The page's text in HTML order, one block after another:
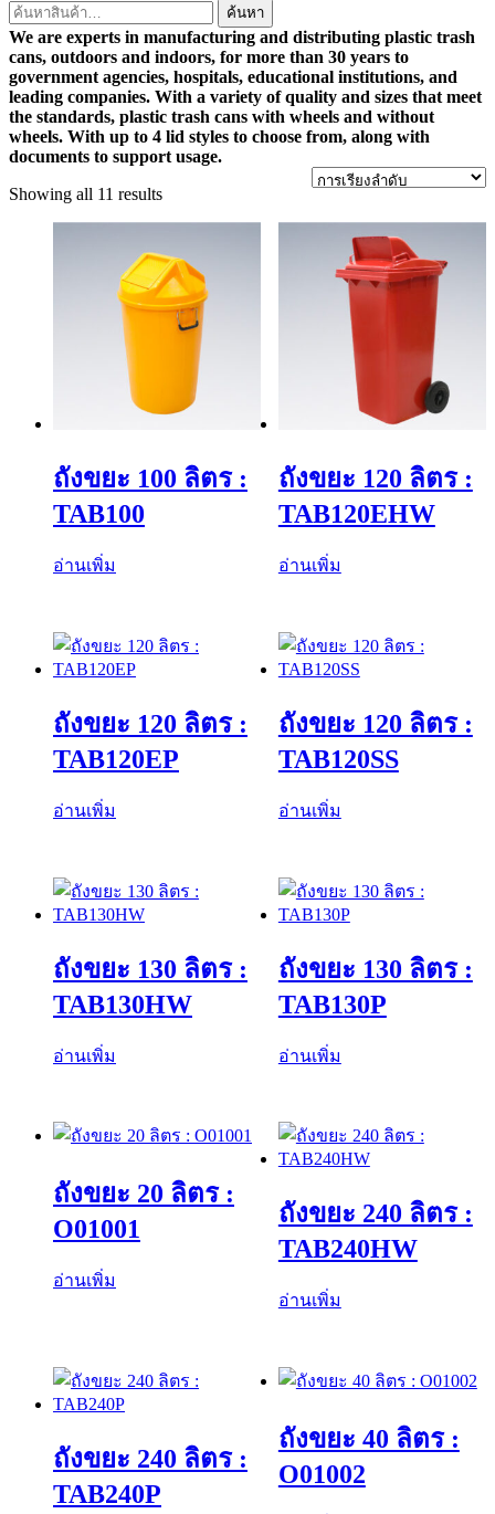
ค้นหา: ค้นหา
We are experts in manufacturing and distributing plastic trash
cans, outdoors and indoors, for more than 30 years to
government agencies, hospitals, educational institutions, and
leading companies. With a variety of quality and sizes that meet
the standards, plastic trash cans with wheels and without
wheels. With up to 4 lid styles to choose from, along with
documents to support usage.
Showing all 11 results
ถังขยะ 100 ลิตร :
TAB100
อ่านเพิ่ม
ถังขยะ 120 ลิตร :
TAB120EHW
อ่านเพิ่ม
ถังขยะ 120 ลิตร :
TAB120EP
อ่านเพิ่ม
ถังขยะ 120 ลิตร :
TAB120SS
อ่านเพิ่ม
ถังขยะ 130 ลิตร :
TAB130HW
อ่านเพิ่ม
ถังขยะ 130 ลิตร :
TAB130P
อ่านเพิ่ม
ถังขยะ 20 ลิตร :
O01001
อ่านเพิ่ม
ถังขยะ 240 ลิตร :
TAB240HW
อ่านเพิ่ม
ถังขยะ 240 ลิตร :
TAB240P
ถังขยะ 40 ลิตร :
O01002